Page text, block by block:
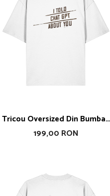
Tricou Oversized Din Bumbac
Organic I Told Chat GPT199,00 RON